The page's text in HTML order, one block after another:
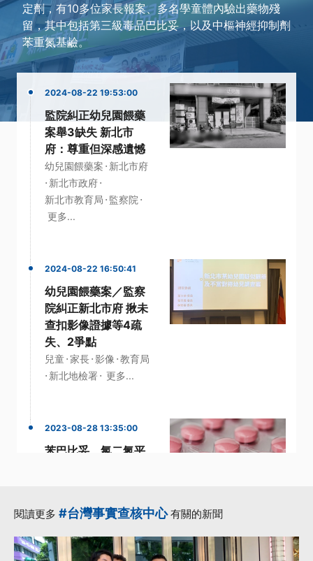
定劑，有10多位家長報案、多名學童體內驗出藥物殘
留，其中包括第三級毒品巴比妥，以及中樞神經抑制劑
苯重氮基鹼。
2024-08-22 19:53:00
監院糾正幼兒園餵藥
案舉3缺失 新北市
府：尊重但深感遺憾
幼兒園餵藥案 · 新北市府
· 新北市政府·
新北市教育局 · 監察院 ·
更多...
2024-08-22 16:50:41
幼兒園餵藥案／監察
院糾正新北市府 揪未
查扣影像證據等4疏
失、2爭點
兒童·家長·影像 ·教育局
· 新北地檢署 · 更多...
2023-08-28 13:35:00
苯巴比妥、氯二氮平
苯巴比妥 ·藥品·
衛福部長·更多...
閱讀更多 #台灣事實查核中心有關的新聞